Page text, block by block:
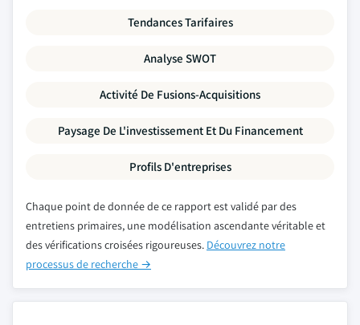
Tendances Tarifaires
Analyse SWOT
Activité De Fusions-Acquisitions
Paysage De L'investissement Et Du Financement
Profils D'entreprises
Chaque point de donnée de ce rapport est validé par des
entretiens primaires, une modélisation ascendante véritable et
des vérifications croisées rigoureuses. Découvrez notre
processus de recherche →